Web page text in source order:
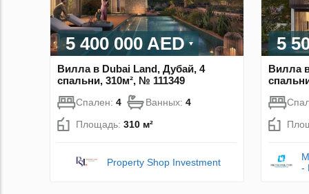
5 400 000 AED
Вилла в Dubai Land, Дубай, 4
спальни, 310м², № 111349
Спален: 4 Ванных: 4
Площадь: 310 м²
Property Shop Investment
5
Вилла
-